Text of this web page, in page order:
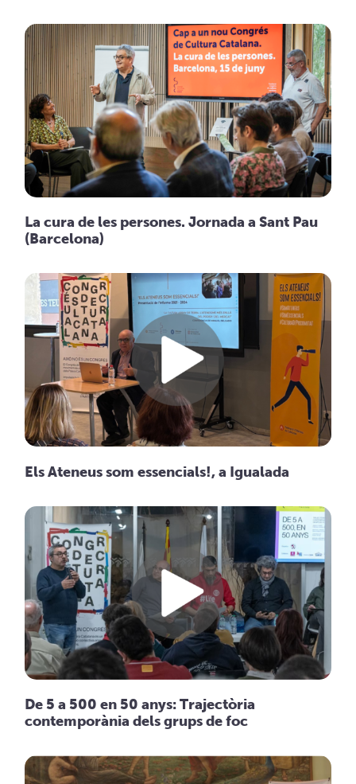
La cura de les persones. Jornada a Sant Pau
(Barcelona)
Els Ateneus som essencials!, a Igualada
De 5 a 500 en 50 anys: Trajectòria
contemporània dels grups de foc